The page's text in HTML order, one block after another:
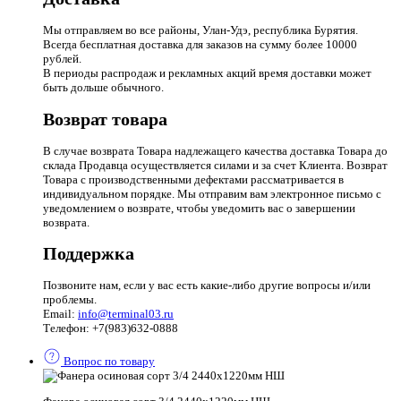
Мы отправляем во все районы, Улан-Удэ, республика Бурятия.
Всегда бесплатная доставка для заказов на сумму более 10000
рублей.
В периоды распродаж и рекламных акций время доставки может
быть дольше обычного.
Возврат товара
В случае возврата Товара надлежащего качества доставка Товара до
склада Продавца осуществляется силами и за счет Клиента. Возврат
Товара с производственными дефектами рассматривается в
индивидуальном порядке. Мы отправим вам электронное письмо с
уведомлением о возврате, чтобы уведомить вас о завершении
возврата.
Поддержка
Позвоните нам, если у вас есть какие-либо другие вопросы и/или
проблемы.
Email: info@terminal03.ru
Телефон: +7(983)632-0888
Вопрос по товару